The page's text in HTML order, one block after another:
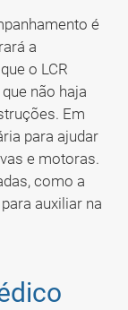
é
a
o LCR
não haja
Em
para ajudar
e motoras.
como a
auxiliar na